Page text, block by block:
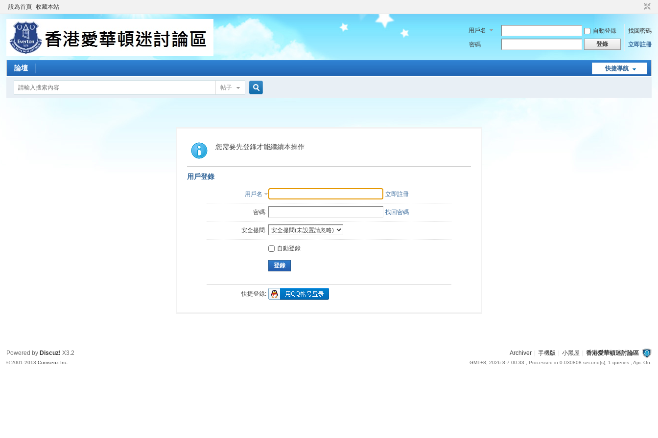
設為首頁 收藏本站
用戶名 自動登錄
找回密碼
密碼
登錄 立即註冊
快捷導航
論壇
帖子
索
您需要先登錄才能繼續本操作
用戶登錄
用戶名 立即註冊
密碼: 找回密碼
安全提問:
自動登錄
登錄
快捷登錄:
Archiver 手機版 小黑屋 香港愛華頓迷討論區
GMT+8, 2026-8-7 00:33 , Processed in 0.030808 second(s), 1 queries , Apc On.
Powered by Discuz! X3.2
© 2001-2013Comsenz Inc.